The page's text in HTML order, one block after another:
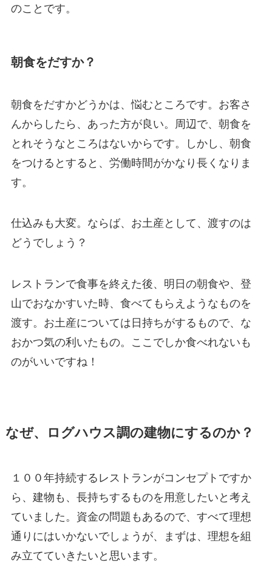
のことです。
朝食をだすか？
朝食をだすかどうかは、悩むところです。お客さ
んからしたら、あった方が良い。周辺で、朝食を
とれそうなところはないからです。しかし、朝食
をつけるとすると、労働時間がかなり長くなりま
す。
仕込みも大変。ならば、お土産として、渡すのは
どうでしょう？
レストランで食事を終えた後、明日の朝食や、登
山でおなかすいた時、食べてもらえようなものを
渡す。お土産については日持ちがするもので、な
おかつ気の利いたもの。ここでしか食べれないも
のがいいですね！
なぜ、ログハウス調の建物にするのか？
１００年持続するレストランがコンセプトですか
ら、建物も、長持ちするものを用意したいと考え
ていました。資金の問題もあるので、すべて理想
通りにはいかないでしょうが、まずは、理想を組
み立てていきたいと思います。